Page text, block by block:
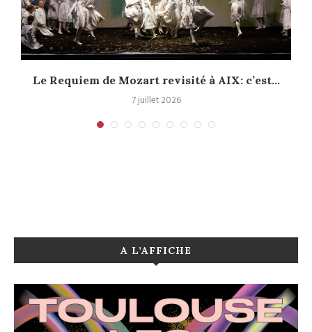
Le Requiem de Mozart revisité à AIX: c’est...
7 juillet 2026
A L’AFFICHE